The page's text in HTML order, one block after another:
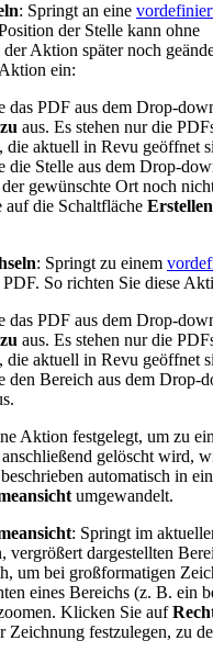
: Springt an eine
der Stelle kann ohne
Aktion später noch
ein:
das PDF aus dem Drop-
aus. Es stehen nur die
die aktuell in Revu geöffnet
die Stelle aus dem Drop-
gewünschte Ort noch
auf die Schaltfläche Erstellen
: Springt zu einem
So richten Sie diese
das PDF aus dem Drop-
aus. Es stehen nur die
die aktuell in Revu geöffnet
den Bereich aus dem Drop-
Aktion festgelegt, um zu
gelöscht wird,
automatisch in
umgewandelt.
: Springt im
vergrößert dargestellten
um bei großformatigen
eines Bereichs (z. B. ein
Klicken Sie auf
Zeichnung festzulegen, zu